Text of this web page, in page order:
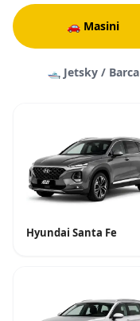
🚗 Masini
🛥️ Jetsky / Barca
Hyundai Santa Fe